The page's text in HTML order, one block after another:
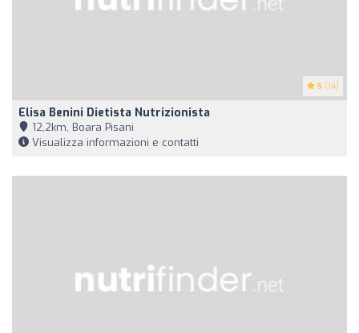
5 (14)
Elisa Benini Dietista Nutrizionista
12,2km, Boara Pisani
Visualizza informazioni e contatti